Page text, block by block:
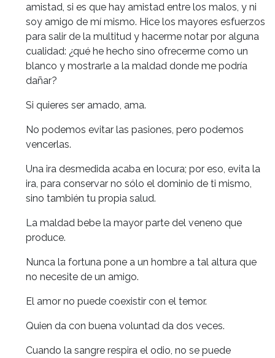
amistad, si es que hay amistad entre los malos, y ni
soy amigo de mí mismo. Hice los mayores esfuerzos
para salir de la multitud y hacerme notar por alguna
cualidad: ¿qué he hecho sino ofrecerme como un
blanco y mostrarle a la maldad donde me podría
dañar?
Si quieres ser amado, ama.
No podemos evitar las pasiones, pero podemos
vencerlas.
Una ira desmedida acaba en locura; por eso, evita la
ira, para conservar no sólo el dominio de ti mismo,
sino también tu propia salud.
La maldad bebe la mayor parte del veneno que
produce.
Nunca la fortuna pone a un hombre a tal altura que
no necesite de un amigo.
El amor no puede coexistir con el temor.
Quien da con buena voluntad da dos veces.
Cuando la sangre respira el odio, no se puede